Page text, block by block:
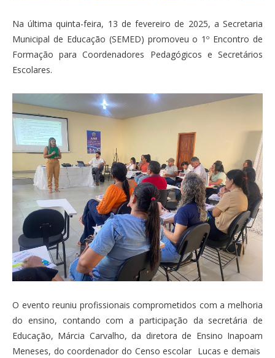
Na última quinta-feira, 13 de fevereiro de 2025, a Secretaria
Municipal de Educação (SEMED) promoveu o 1º Encontro de
Formação para Coordenadores Pedagógicos e Secretários
Escolares.
O evento reuniu profissionais comprometidos com a melhoria
do ensino, contando com a participação da secretária de
Educação, Márcia Carvalho, da diretora de Ensino Inapoam
Meneses, do coordenador do Censo escolar Lucas e demais